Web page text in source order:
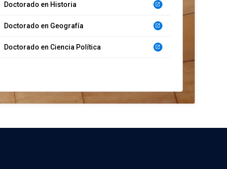
Doctorado en Historia launch
Doctorado en Geografía launch
Doctorado en Ciencia Política launch